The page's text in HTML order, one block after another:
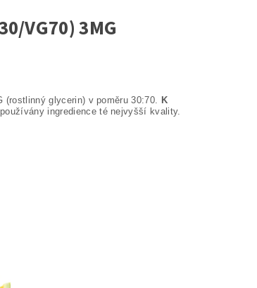
VG70) 3MG
(rostlinný glycerin) v poměru 30:70. K
ingredience té nejvyšší kvality.